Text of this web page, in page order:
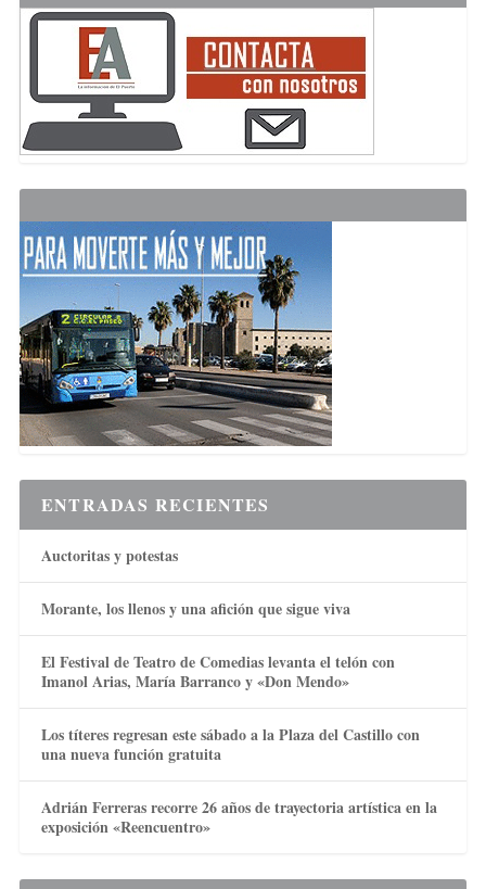
ENTRADAS RECIENTES
Auctoritas y potestas
Morante, los llenos y una afición que sigue viva
El Festival de Teatro de Comedias levanta el telón con
Imanol Arias, María Barranco y «Don Mendo»
Los títeres regresan este sábado a la Plaza del Castillo con
una nueva función gratuita
Adrián Ferreras recorre 26 años de trayectoria artística en la
exposición «Reencuentro»